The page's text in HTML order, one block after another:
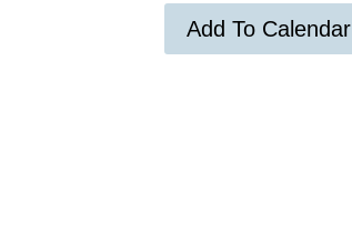
Add To Calendar